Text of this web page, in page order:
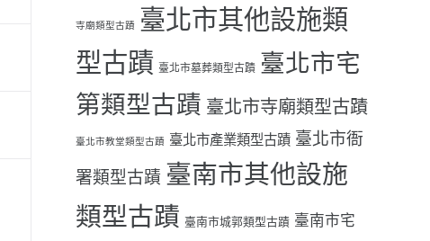
寺廟類型古蹟 臺北市其他設施類
型古蹟 臺北市墓葬類型古蹟 臺北市宅
第類型古蹟 臺北市寺廟類型古蹟
臺北市教堂類型古蹟 臺北市產業類型古蹟 臺北市衙
署類型古蹟 臺南市其他設施
類型古蹟 臺南市城郭類型古蹟 臺南市宅